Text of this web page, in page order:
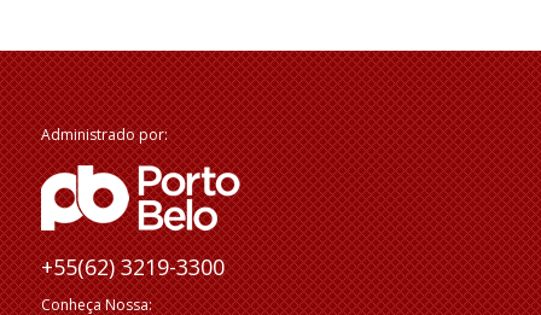
Administrado por:
+55(62) 3219-3300
Conheça Nossa: